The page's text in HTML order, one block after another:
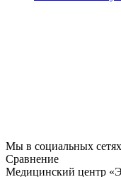
Мы в социальных
Сравнение
Медицинский центр